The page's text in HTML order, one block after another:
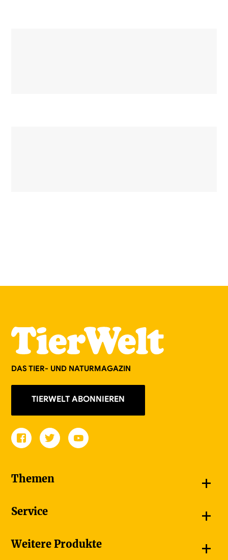
DAS TIER- UND NATURMAGAZIN
TIERWELT ABONNIEREN
Themen +
Goldener Schmetterling
Unsere Videos
Service +
Adressänderung melden
Weitere Produkte +